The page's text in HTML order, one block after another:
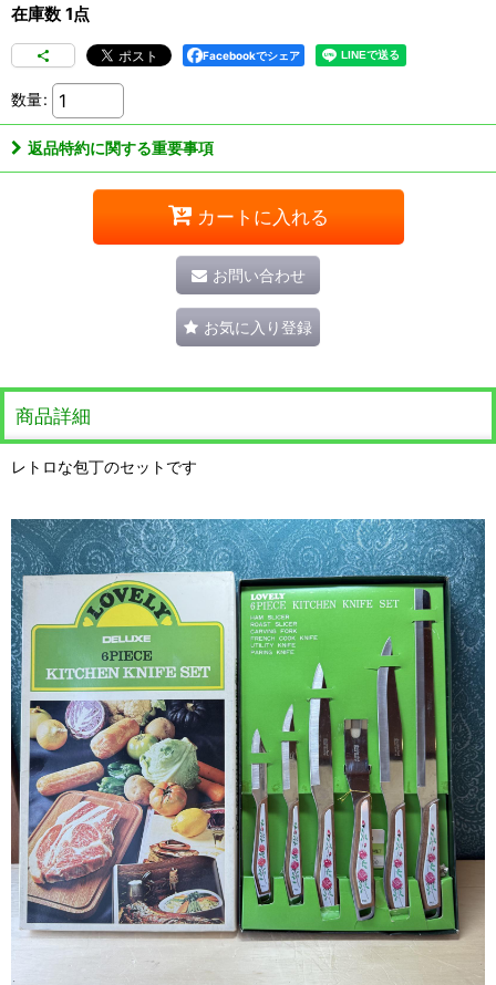
在庫数 1点
Facebookでシェア
数量:
返品特約に関する重要事項
カートに入れる
お問い合わせ
お気に入り登録
商品詳細
レトロな包丁のセットです